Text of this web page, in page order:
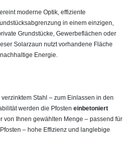
moderne Optik, effiziente
in einem einzigen,
Grundstücke, Gewerbeflächen oder
Solarzaun nutzt vorhandene Fläche
Energie.
verzinktem Stahl – zum Einlassen in den
werden die Pfosten einbetoniert
von Ihnen gewählten Menge – passend für
– hohe Effizienz und langlebige